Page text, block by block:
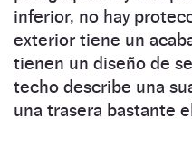
inferior, no hay
exterior tiene un
tienen un diseño de
techo describe una
una trasera bastante